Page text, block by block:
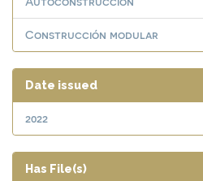
Construcción modular
Date issued
2022
Has File(s)